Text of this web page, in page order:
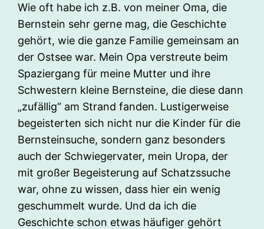
Wie oft habe ich z.B. von meiner Oma, die
Bernstein sehr gerne mag, die Geschichte
gehört, wie die ganze Familie gemeinsam an
der Ostsee war. Mein Opa verstreute beim
Spaziergang für meine Mutter und ihre
Schwestern kleine Bernsteine, die diese dann
„zufällig“ am Strand fanden. Lustigerweise
begeisterten sich nicht nur die Kinder für die
Bernsteinsuche, sondern ganz besonders
auch der Schwiegervater, mein Uropa, der
mit großer Begeisterung auf Schatzssuche
war, ohne zu wissen, dass hier ein wenig
geschummelt wurde. Und da ich die
Geschichte schon etwas häufiger gehört